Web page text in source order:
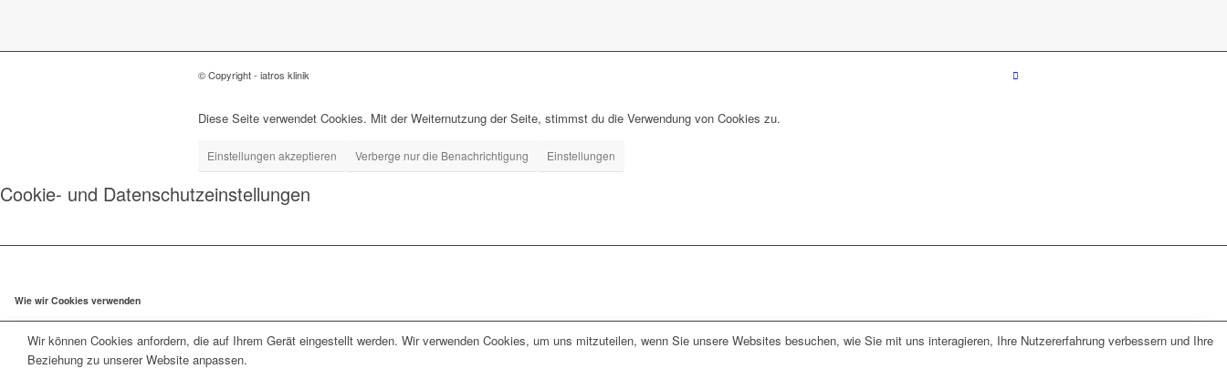
© Copyright - iatros klinik
Diese Seite verwendet Cookies. Mit der Weiternutzung der Seite, stimmst du die Verwendung von Cookies zu.
Einstellungen akzeptieren Verberge nur die Benachrichtigung Einstellungen
Cookie- und Datenschutzeinstellungen
Wie wir Cookies verwenden
Wir können Cookies anfordern, die auf Ihrem Gerät eingestellt werden. Wir verwenden Cookies, um uns mitzuteilen, wenn Sie unsere Websites besuchen, wie Sie mit uns interagieren, Ihre Nutzererfahrung verbessern und Ihre
Beziehung zu unserer Website anpassen.